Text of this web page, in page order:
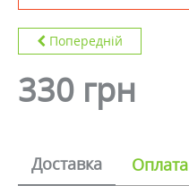
Попередній
330 грн
Доставка Оплата